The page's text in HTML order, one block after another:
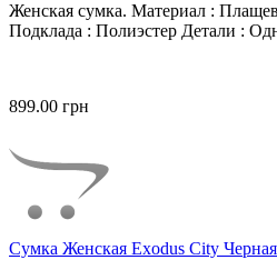
Женская сумка. Материал :
Подклада : Полиэстер Детали :
899.00 грн
Сумка Женская Exodus City